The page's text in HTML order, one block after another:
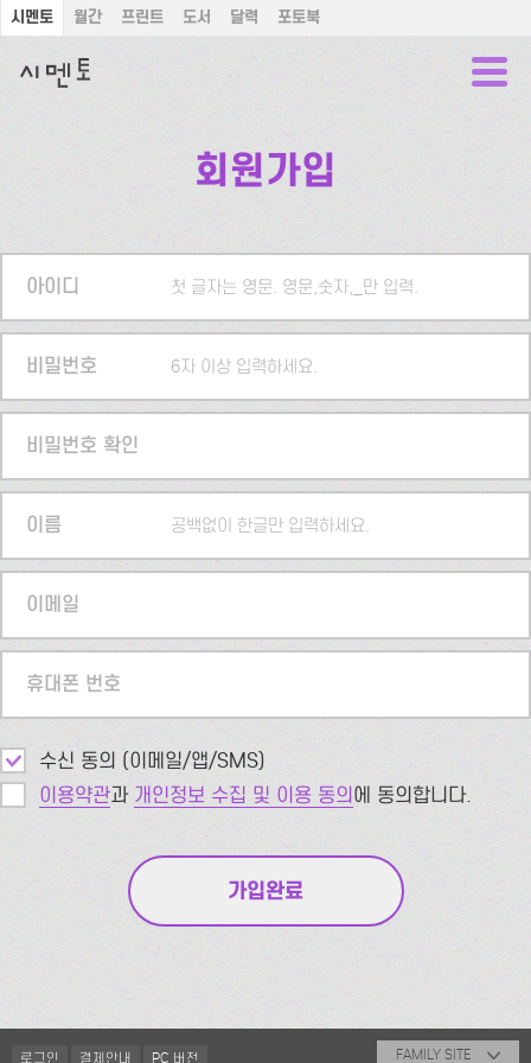
시멘토 월간 프린트 도서 달력 포토북
회원가입
아이디 첫 글자는 영문. 영문,숫자,_만 입력.
비밀번호 6자 이상 입력하세요.
비밀번호 확인
이름 공백없이 한글만 입력하세요.
이메일
휴대폰 번호
수신 동의 (이메일/앱/SMS)
이용약관과 개인정보 수집 및 이용 동의에 동의합니다.
로그인 결제안내 PC 버전 FAMILY SITE